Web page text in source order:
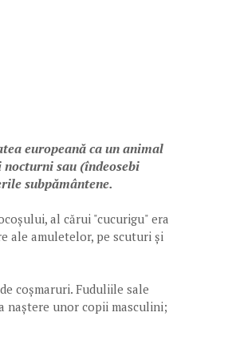
europeană ca un animal
sau (îndeosebi
subpământene.
al cărui "cucurigu" era
ale amuletelor, pe scuturi și
coșmaruri. Fuduliile sale
naștere unor copii masculini;
la naștere.